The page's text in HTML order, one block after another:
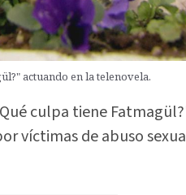
actuando en la telenovela.
culpa tiene
víctimas de abuso